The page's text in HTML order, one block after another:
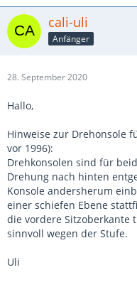
cali-uli
Anfänger
28. September 2020
Hallo,
Hinweise zur Drehonsole
vor 1996):
Drehkonsolen sind für
Drehung nach hinten
Konsole andersherum
einer schiefen Ebene
die vordere Sitzoberkante
sinnvoll wegen der Stufe.
Uli